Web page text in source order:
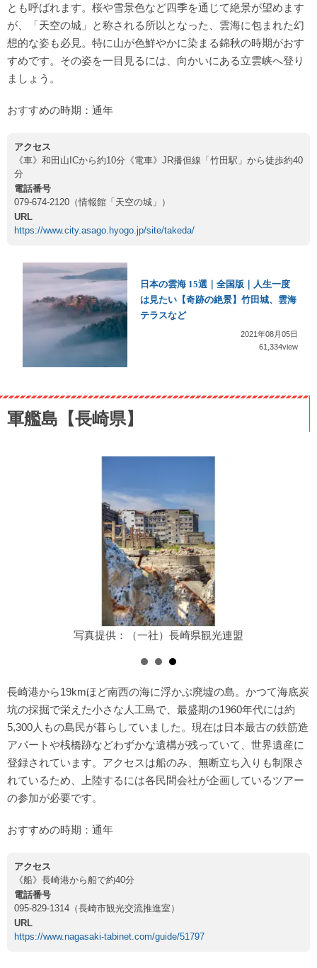
とも呼ばれます。桜や雪景色など四季を通じて絶景が望めます
が、「天空の城」と称される所以となった、雲海に包まれた幻
想的な姿も必見。特に山が色鮮やかに染まる錦秋の時期がおす
すめです。その姿を一目見るには、向かいにある立雲峡へ登り
ましょう。
おすすめの時期：通年
アクセス
《車》和田山ICから約10分《電車》JR播但線「竹田駅」から徒歩約40
分
電話番号
079-674-2120（情報館「天空の城」）
URL
https://www.city.asago.hyogo.jp/site/takeda/
日本の雲海 15選｜全国版｜人生一度
は見たい【奇跡の絶景】竹田城、雲海
テラスなど
2021年08月05日
61,334view
軍艦島【長崎県】
写真提供：（一社）長崎県観光連盟
長崎港から19kmほど南西の海に浮かぶ廃墟の島。かつて海底炭
坑の採掘で栄えた小さな人工島で、最盛期の1960年代には約
5,300人もの島民が暮らしていました。現在は日本最古の鉄筋造
アパートや桟橋跡などわずかな遺構が残っていて、世界遺産に
登録されています。アクセスは船のみ、無断立ち入りも制限さ
れているため、上陸するには各民間会社が企画しているツアー
の参加が必要です。
おすすめの時期：通年
アクセス
《船》長崎港から船で約40分
電話番号
095-829-1314（長崎市観光交流推進室）
URL
https://www.nagasaki-tabinet.com/guide/51797